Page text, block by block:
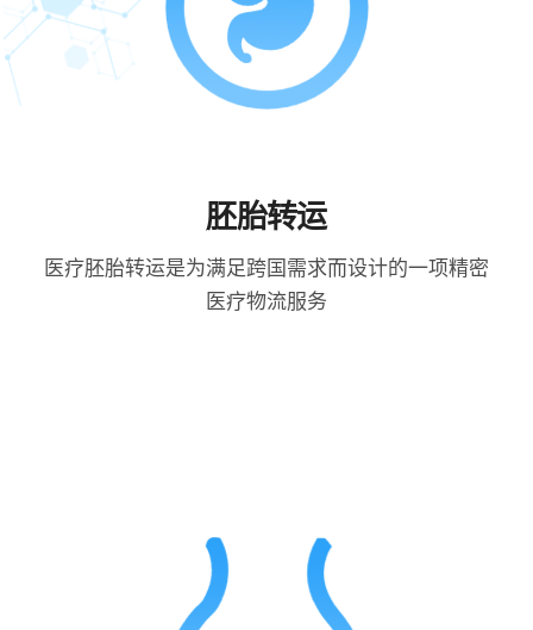
胚胎转运
医疗胚胎转运是为满足跨国需求而设计的一项精密
医疗物流服务